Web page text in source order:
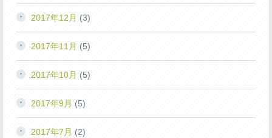
2017年12月 (3)
2017年11月 (5)
2017年10月 (5)
2017年9月 (5)
2017年7月 (2)